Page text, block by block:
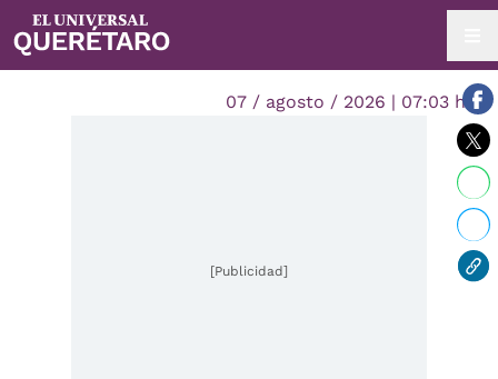
07 / agosto / 2026 | 07:03 hrs.
[Publicidad]